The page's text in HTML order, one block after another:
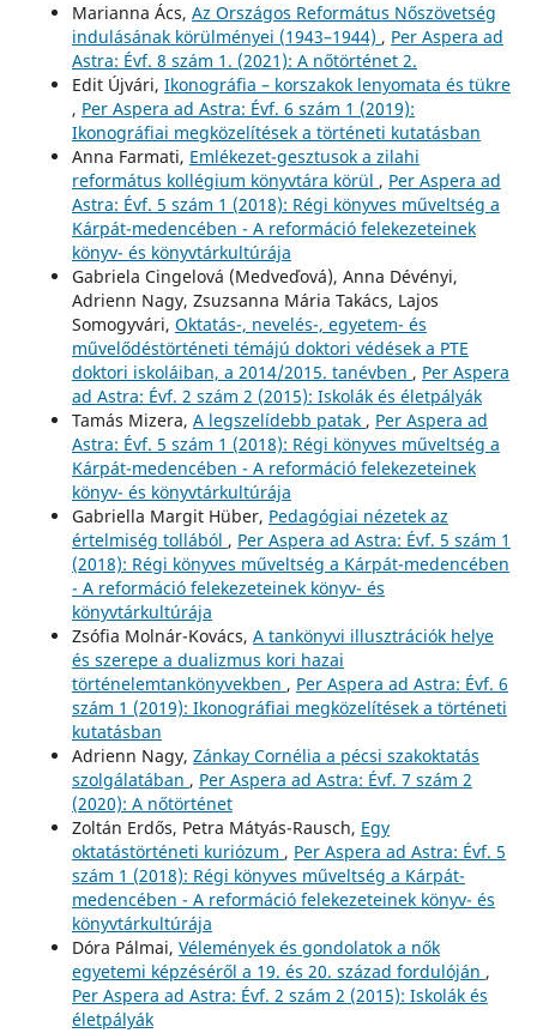
Marianna Ács, Az Országos Református Nőszövetség
indulásának körülményei (1943–1944) , Per Aspera ad
Astra: Évf. 8 szám 1. (2021): A nőtörténet 2.
Edit Újvári, Ikonográfia – korszakok lenyomata és tükre
, Per Aspera ad Astra: Évf. 6 szám 1 (2019):
Ikonográfiai megközelítések a történeti kutatásban
Anna Farmati, Emlékezet-gesztusok a zilahi
református kollégium könyvtára körül , Per Aspera ad
Astra: Évf. 5 szám 1 (2018): Régi könyves műveltség a
Kárpát-medencében - A reformáció felekezeteinek
könyv- és könyvtárkultúrája
Gabriela Cingelová (Medveďová), Anna Dévényi,
Adrienn Nagy, Zsuzsanna Mária Takács, Lajos
Somogyvári, Oktatás-, nevelés-, egyetem- és
művelődéstörténeti témájú doktori védések a PTE
doktori iskoláiban, a 2014/2015. tanévben , Per Aspera
ad Astra: Évf. 2 szám 2 (2015): Iskolák és életpályák
Tamás Mizera, A legszelídebb patak , Per Aspera ad
Astra: Évf. 5 szám 1 (2018): Régi könyves műveltség a
Kárpát-medencében - A reformáció felekezeteinek
könyv- és könyvtárkultúrája
Gabriella Margit Hüber, Pedagógiai nézetek az
értelmiség tollából , Per Aspera ad Astra: Évf. 5 szám 1
(2018): Régi könyves műveltség a Kárpát-medencében
- A reformáció felekezeteinek könyv- és
könyvtárkultúrája
Zsófia Molnár-Kovács, A tankönyvi illusztrációk helye
és szerepe a dualizmus kori hazai
történelemtankönyvekben , Per Aspera ad Astra: Évf. 6
szám 1 (2019): Ikonográfiai megközelítések a történeti
kutatásban
Adrienn Nagy, Zánkay Cornélia a pécsi szakoktatás
szolgálatában , Per Aspera ad Astra: Évf. 7 szám 2
(2020): A nőtörténet
Zoltán Erdős, Petra Mátyás-Rausch, Egy
oktatástörténeti kuriózum , Per Aspera ad Astra: Évf. 5
szám 1 (2018): Régi könyves műveltség a Kárpát-
medencében - A reformáció felekezeteinek könyv- és
könyvtárkultúrája
Dóra Pálmai, Vélemények és gondolatok a nők
egyetemi képzéséről a 19. és 20. század fordulóján ,
Per Aspera ad Astra: Évf. 2 szám 2 (2015): Iskolák és
életpályák